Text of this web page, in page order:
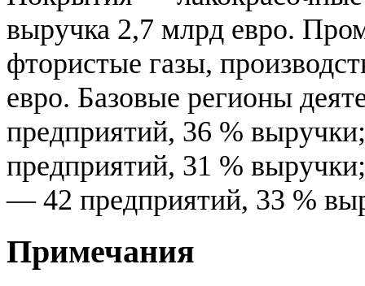
выручка 2,7 млрд евро.
фтористые газы,
евро. Базовые регионы
предприятий, 36 %
предприятий, 31 %
— 42 предприятий, 33 %
Примечания